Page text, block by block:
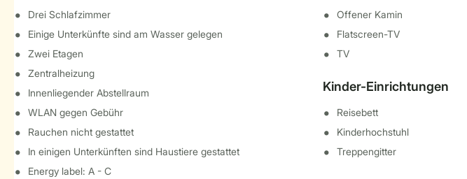
Drei Schlafzimmer
Einige Unterkünfte sind am Wasser gelegen
Zwei Etagen
Zentralheizung
Innenliegender Abstellraum
WLAN gegen Gebühr
Rauchen nicht gestattet
In einigen Unterkünften sind Haustiere gestattet
Energy label: A - C
Offener Kamin
Flatscreen-TV
TV
Kinder-Einrichtungen
Reisebett
Kinderhochstuhl
Treppengitter